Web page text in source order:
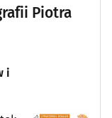
Piotra
i